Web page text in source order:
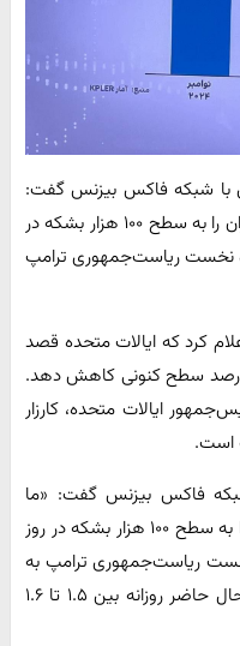
با شبکه فاکس بیزنس گفت:
«ما متعهد هستیم که صادرات نفت ایران را به سطح ۱۰۰ هزار بشکه در
نخست ریاست‌جمهوری ترامپ
کرد که ایالات متحده قصد
صادرات نفت ایران را به کمتر از ۱۰ درصد سطح کنونی کاهش دهد.
ایالات متحده، کارزار
است.
فاکس بیزنس گفت: «ما
متعهد هستیم که صادرات نفت ایران را به سطح ۱۰۰ هزار بشکه در روز
ریاست‌جمهوری ترامپ به
آن رسیده بود». وی افزود که ایران در حال حاضر روزانه بین ۱.۵ تا ۱.۶